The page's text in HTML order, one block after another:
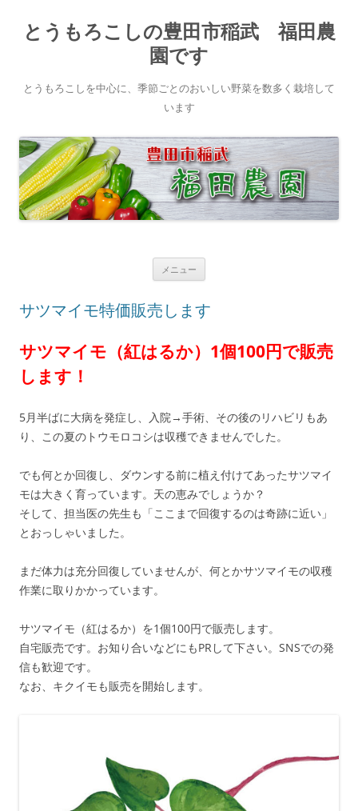
とうもろこしの豊田市稲武 福田農
園です
とうもろこしを中心に、季節ごとのおいしい野菜を数多く栽培して
います
メニュー
ツ
ッ
サツマイモ特価販売します
サツマイモ（紅はるか）1個100円で販売
します！
5月半ばに大病を発症し、入院→手術、その後のリハビリもあ
り、この夏のトウモロコシは収穫できませんでした。
でも何とか回復し、ダウンする前に植え付けてあったサツマイ
モは大きく育っています。天の恵みでしょうか？
そして、担当医の先生も「ここまで回復するのは奇跡に近い」
とおっしゃいました。
まだ体力は充分回復していませんが、何とかサツマイモの収穫
作業に取りかかっています。
サツマイモ（紅はるか）を1個100円で販売します。
自宅販売です。お知り合いなどにもPRして下さい。SNSでの発
信も歓迎です。
なお、キクイモも販売を開始します。